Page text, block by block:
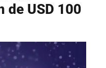
de USD 100